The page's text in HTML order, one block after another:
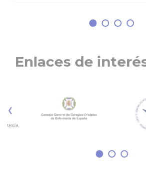
insuperable y una lesión
retinopatía solar, una quemadura
fotoquímica de la retina, la
irreversible de la visión,
imágenes, daño permanente en
Enlaces de
‹